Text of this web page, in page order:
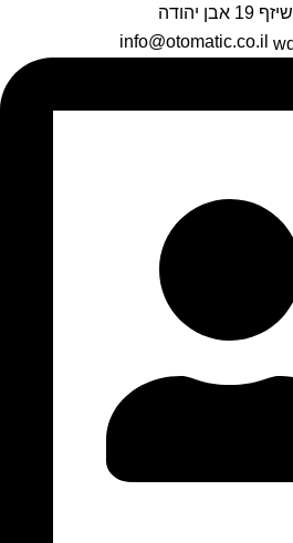
שיזף 19 אבן יהודה
info@otomatic.co.il